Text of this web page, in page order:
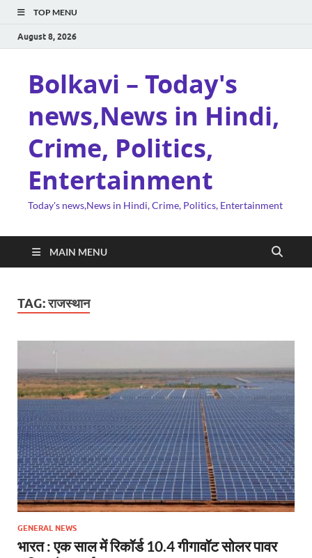
TOP MENU
August 8, 2026
Bolkavi – Today's
news,News in Hindi,
Crime, Politics,
Entertainment
Today's news,News in Hindi, Crime, Politics, Entertainment
MAIN MENU
TAG:राजस्थान
GENERAL NEWS
भारत : एक साल में रिकॉर्ड 10.4 गीगावॉट सोलर पावर